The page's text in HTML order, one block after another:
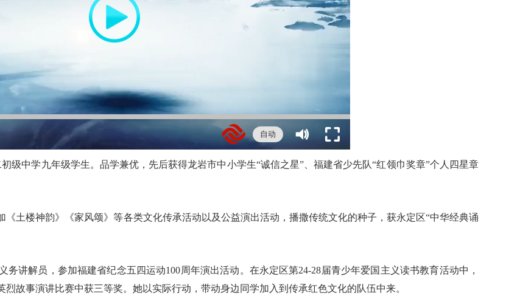
级中学九年级学生。品学兼优，先后获得龙岩市中小学生“诚信之星”、福建省少先队“红领巾奖章”个人四星章
土楼神韵》《家风颂》等各类文化传承活动以及公益演出活动，播撒传统文化的种子，获永定区“中华经典诵
讲解员，参加福建省纪念五四运动100周年演出活动。在永定区第24-28届青少年爱国主义读书教育活动中，
故事演讲比赛中获三等奖。她以实际行动，带动身边同学加入到传承红色文化的队伍中来。